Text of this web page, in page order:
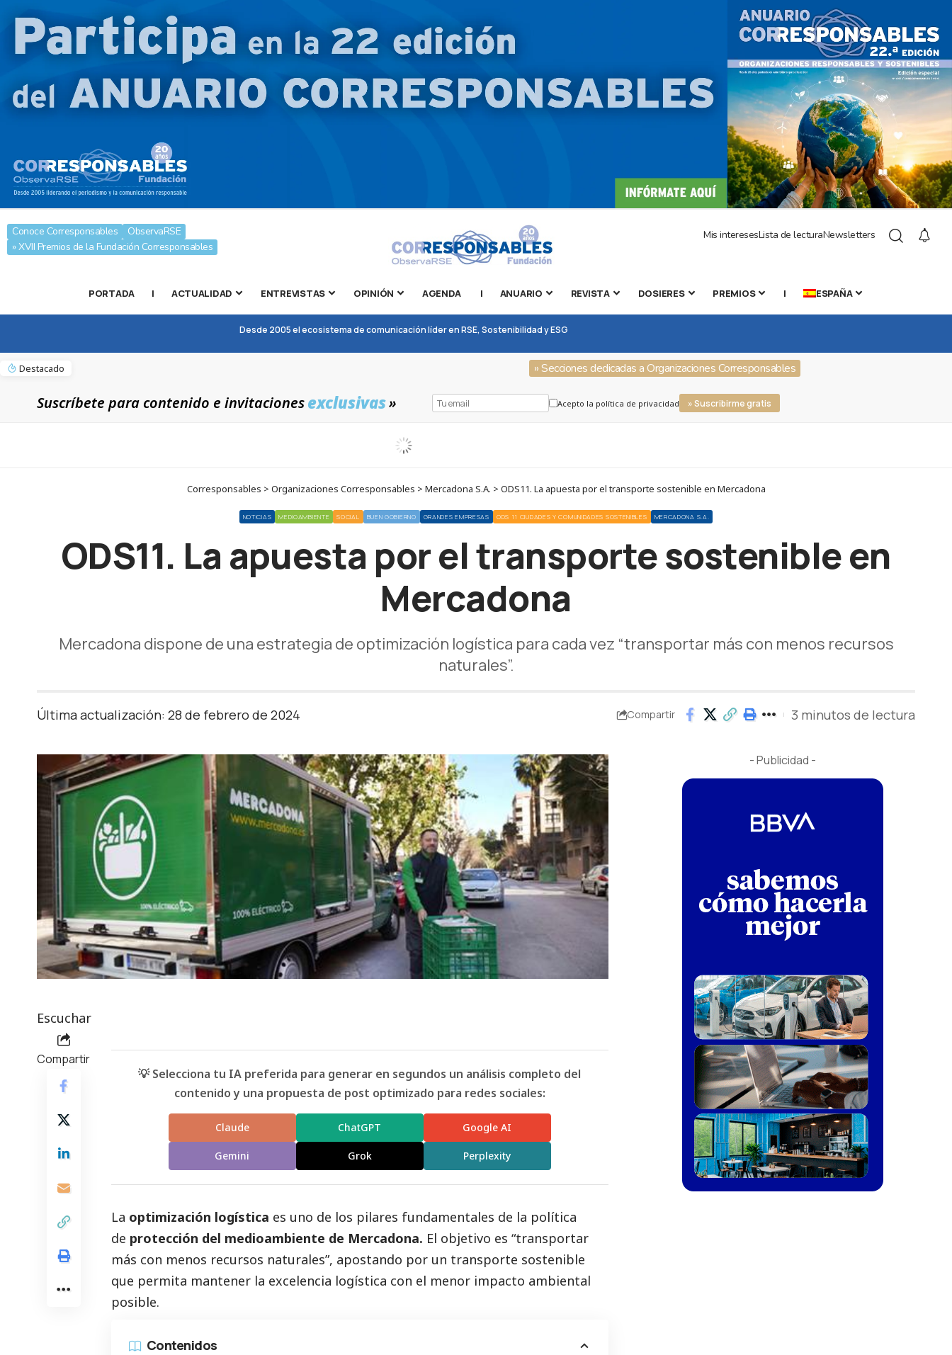
Conoce Corresponsables
ObservaRSE
» XVII Premios de la Fundación Corresponsables
Mis interesesLista de lecturaNewsletters
PORTADA | ACTUALIDAD ENTREVISTAS OPINIÓN AGENDA | ANUARIO REVISTA DOSIERES PREMIOS | ESPAÑA
Desde 2005 el ecosistema de comunicación líder en RSE, Sostenibilidad y ESG
Destacado » Secciones dedicadas a Organizaciones Corresponsables
Suscríbete para contenido e invitacionesexclusivas» Acepto la política de privacidad » Suscribirme gratis
Corresponsables > Organizaciones Corresponsables > Mercadona S.A. > ODS11. La apuesta por el transporte sostenible en Mercadona
NOTICIAS MEDIOAMBIENTE SOCIAL BUEN GOBIERNO GRANDES EMPRESAS ODS 11 CIUDADES Y COMUNIDADES SOSTENIBLES MERCADONA S.A.
ODS11. La apuesta por el transporte sostenible en
Mercadona
Mercadona dispone de una estrategia de optimización logística para cada vez “transportar más con menos recursos
naturales”.
Última actualización: 28 de febrero de 2024 Compartir 3 minutos de lectura
Escuchar
Compartir
💡 Selecciona tu IA preferida para generar en segundos un análisis completo del
contenido y una propuesta de post optimizado para redes sociales:
Claude ChatGPT Google AI
Gemini Grok Perplexity
La optimización logística es uno de los pilares fundamentales de la política
de protección del medioambiente de Mercadona. El objetivo es “transportar
más con menos recursos naturales”, apostando por un transporte sostenible
que permita mantener la excelencia logística con el menor impacto ambiental
posible.
Contenidos
- Publicidad -